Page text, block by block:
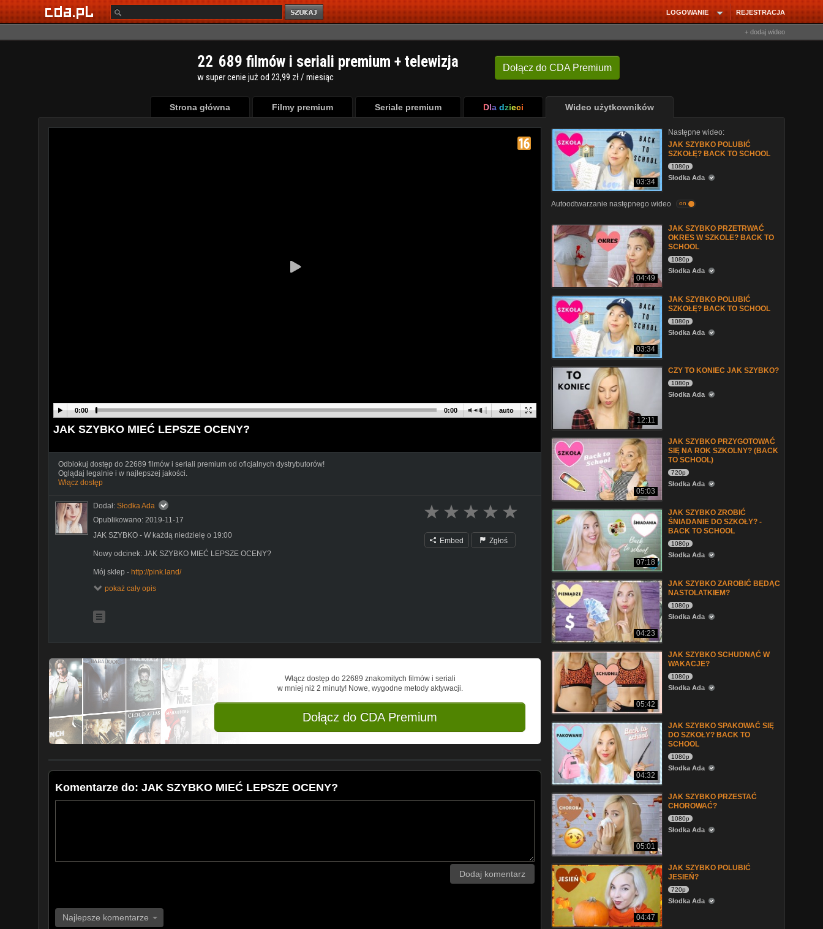
REJESTRACJA
LOGOWANIE
+ dodaj wideo
Dołącz do CDA Premium
22 689 filmów i seriali premium + telewizja
w super cenie już od 23,99 zł / miesiąc
Strona główna Filmy premium Seriale premium Dla dzieci Wideo użytkowników
auto
0:00 0:00
JAK SZYBKO MIEĆ LEPSZE OCENY?
Odblokuj dostęp do 22689 filmów i seriali premium od oficjalnych dystrybutorów!
Oglądaj legalnie i w najlepszej jakości.
Włącz dostęp
Dodał: Słodka Ada
Opublikowano: 2019-11-17
JAK SZYBKO - W każdą niedzielę o 19:00
Nowy odcinek: JAK SZYBKO MIEĆ LEPSZE OCENY?
Mój sklep - http://pink.land/
W komentarzach piszcie pomysły na następne tematy. Wybiorę te najlepsze! :)))
Snapchat: slodkada
pokaż cały opis
Embed Zgłoś
Włącz dostęp do 22689 znakomitych filmów i seriali
w mniej niż 2 minuty! Nowe, wygodne metody aktywacji.
Dołącz do CDA Premium
Komentarze do: JAK SZYBKO MIEĆ LEPSZE OCENY?
Dodaj komentarz
Najlepsze komentarze
03:34
Następne wideo:
JAK SZYBKO POLUBIĆ
SZKOŁĘ? BACK TO SCHOOL
1080p
Słodka Ada
Autoodtwarzanie następnego wideo on
04:49
JAK SZYBKO PRZETRWAĆ
OKRES W SZKOLE? BACK TO
SCHOOL
1080p
Słodka Ada
03:34
JAK SZYBKO POLUBIĆ
SZKOŁĘ? BACK TO SCHOOL
1080p
Słodka Ada
12:11
CZY TO KONIEC JAK SZYBKO?
1080p
Słodka Ada
05:03
JAK SZYBKO PRZYGOTOWAĆ
SIĘ NA ROK SZKOLNY? (BACK
TO SCHOOL)
720p
Słodka Ada
07:18
JAK SZYBKO ZROBIĆ
ŚNIADANIE DO SZKOŁY? -
BACK TO SCHOOL
1080p
Słodka Ada
04:23
JAK SZYBKO ZAROBIĆ BĘDĄC
NASTOLATKIEM?
1080p
Słodka Ada
05:42
JAK SZYBKO SCHUDNĄĆ W
WAKACJE?
1080p
Słodka Ada
04:32
JAK SZYBKO SPAKOWAĆ SIĘ
DO SZKOŁY? BACK TO
SCHOOL
1080p
Słodka Ada
05:01
JAK SZYBKO PRZESTAĆ
CHOROWAĆ?
1080p
Słodka Ada
04:47
JAK SZYBKO POLUBIĆ
JESIEŃ?
720p
Słodka Ada